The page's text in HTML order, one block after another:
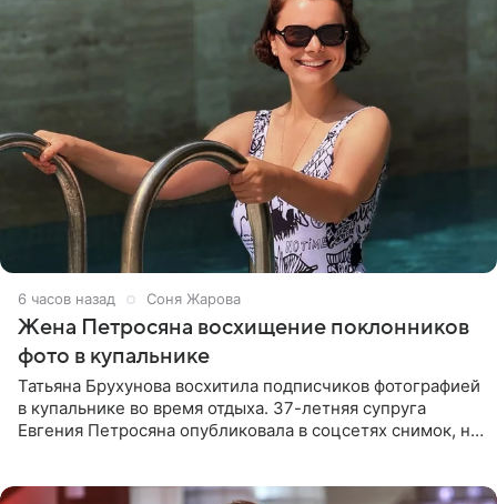
6 часов назад Соня Жарова
Жена Петросяна восхищение поклонников
фото в купальнике
Татьяна Брухунова восхитила подписчиков фотографией
в купальнике во время отдыха. 37-летняя супруга
Евгения Петросяна опубликовала в соцсетях снимок, на